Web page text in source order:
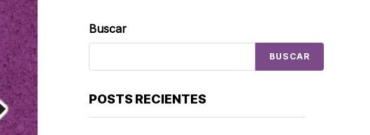
Buscar
BUSCAR
POSTS RECIENTES